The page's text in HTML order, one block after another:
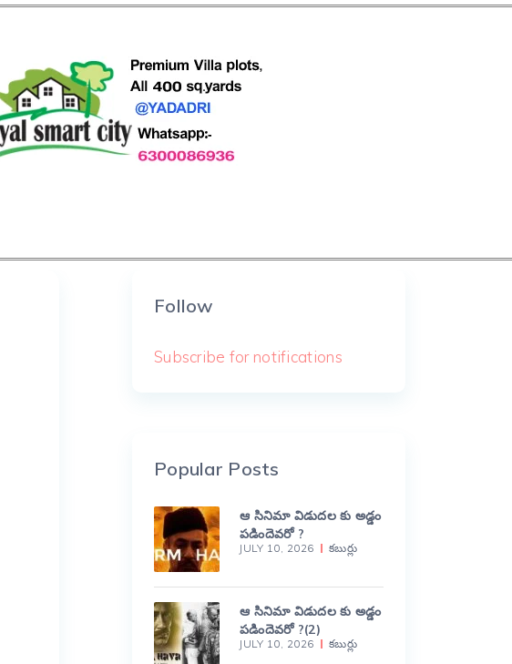
Follow
Subscribe for notifications
Popular Posts
ఆ సినిమా విడుదల కు అడ్డం
పడిందెవరో ?
JULY 10, 2026 కబుర్లు
ఆ సినిమా విడుదల కు అడ్డం
పడిందెవరో ?(2)
JULY 10, 2026 కబుర్లు